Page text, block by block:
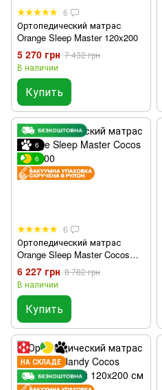
6
Ортопедический матрас
Orange Sleep Master 120x200
5 270 грн 7 432 грн
В наличии
Купить
6
6
6
Ортопедический матрас
Orange Sleep Master Cocos
120x200
6 227 грн 8 782 грн
В наличии
Купить
НА СКЛАДЕ